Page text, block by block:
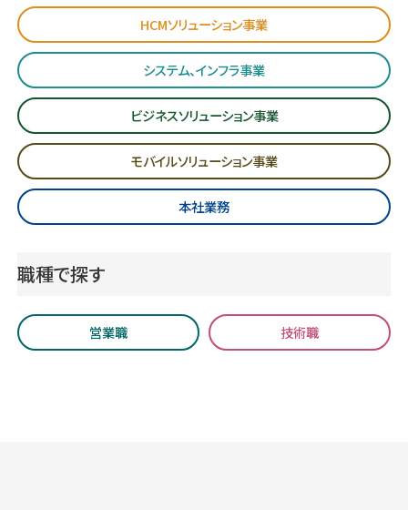
HCMソリューション事業
システム、インフラ事業
ビジネスソリューション事業
モバイルソリューション事業
本社業務
職種で探す
営業職 技術職